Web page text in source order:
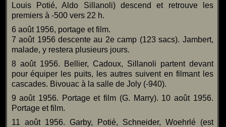
Louis Potié, Aldo Sillanoli) descend et retrouve les
premiers à -500 vers 22 h.
6 août 1956, portage et film.
7 août 1956 descente au 2e camp (123 sacs). Jambert,
malade, y restera plusieurs jours.
8 août 1956. Bellier, Cadoux, Sillanoli partent devant
pour équiper les puits, les autres suivent en filmant les
cascades. Bivouac à la salle de Joly (-940).
9 août 1956. Portage et film (G. Marry). 10 août 1956.
Portage et film.
11 août 1956. Garby, Potié, Schneider, Woehrlé (est